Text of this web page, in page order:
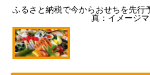
ふるさと納税で今からおせちを先行
真：イメージマ